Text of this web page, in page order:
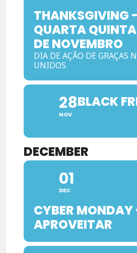
THANKSGIVING
QUARTA
DE NOVEMBRO
DIA DE AÇÃO DE GRAÇAS
UNIDOS
28
NOV
BLACK
DECEMBER
01
DEC
CYBER
APROVEITAR